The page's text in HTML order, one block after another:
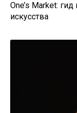
One’s Market:
искусства